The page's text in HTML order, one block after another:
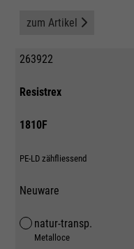
zum Artikel
263922
Resistrex
1810F
PE-LD zähfliessend
Neuware
natur-transp.
Metalloce